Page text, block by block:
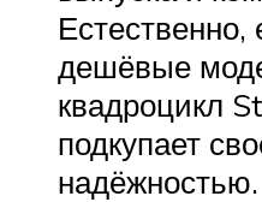
Естественно,
дешёвые
квадроцикл
подкупает
надёжностью.